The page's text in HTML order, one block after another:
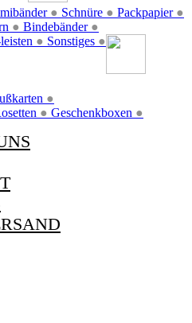
● Schnüre ● Packpapier ●
● Bindebänder ●
● Sonstiges ●
●
● Geschenkboxen ●